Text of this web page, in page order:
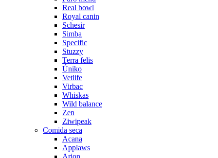
Real bowl
Royal canin
Schesir
Simba
Specific
Stuzzy
Terra felis
Úniko
Vetlife
Virbac
Whiskas
Wild balance
Zen
Ziwipeak
Comida seca
Acana
Applaws
Arion